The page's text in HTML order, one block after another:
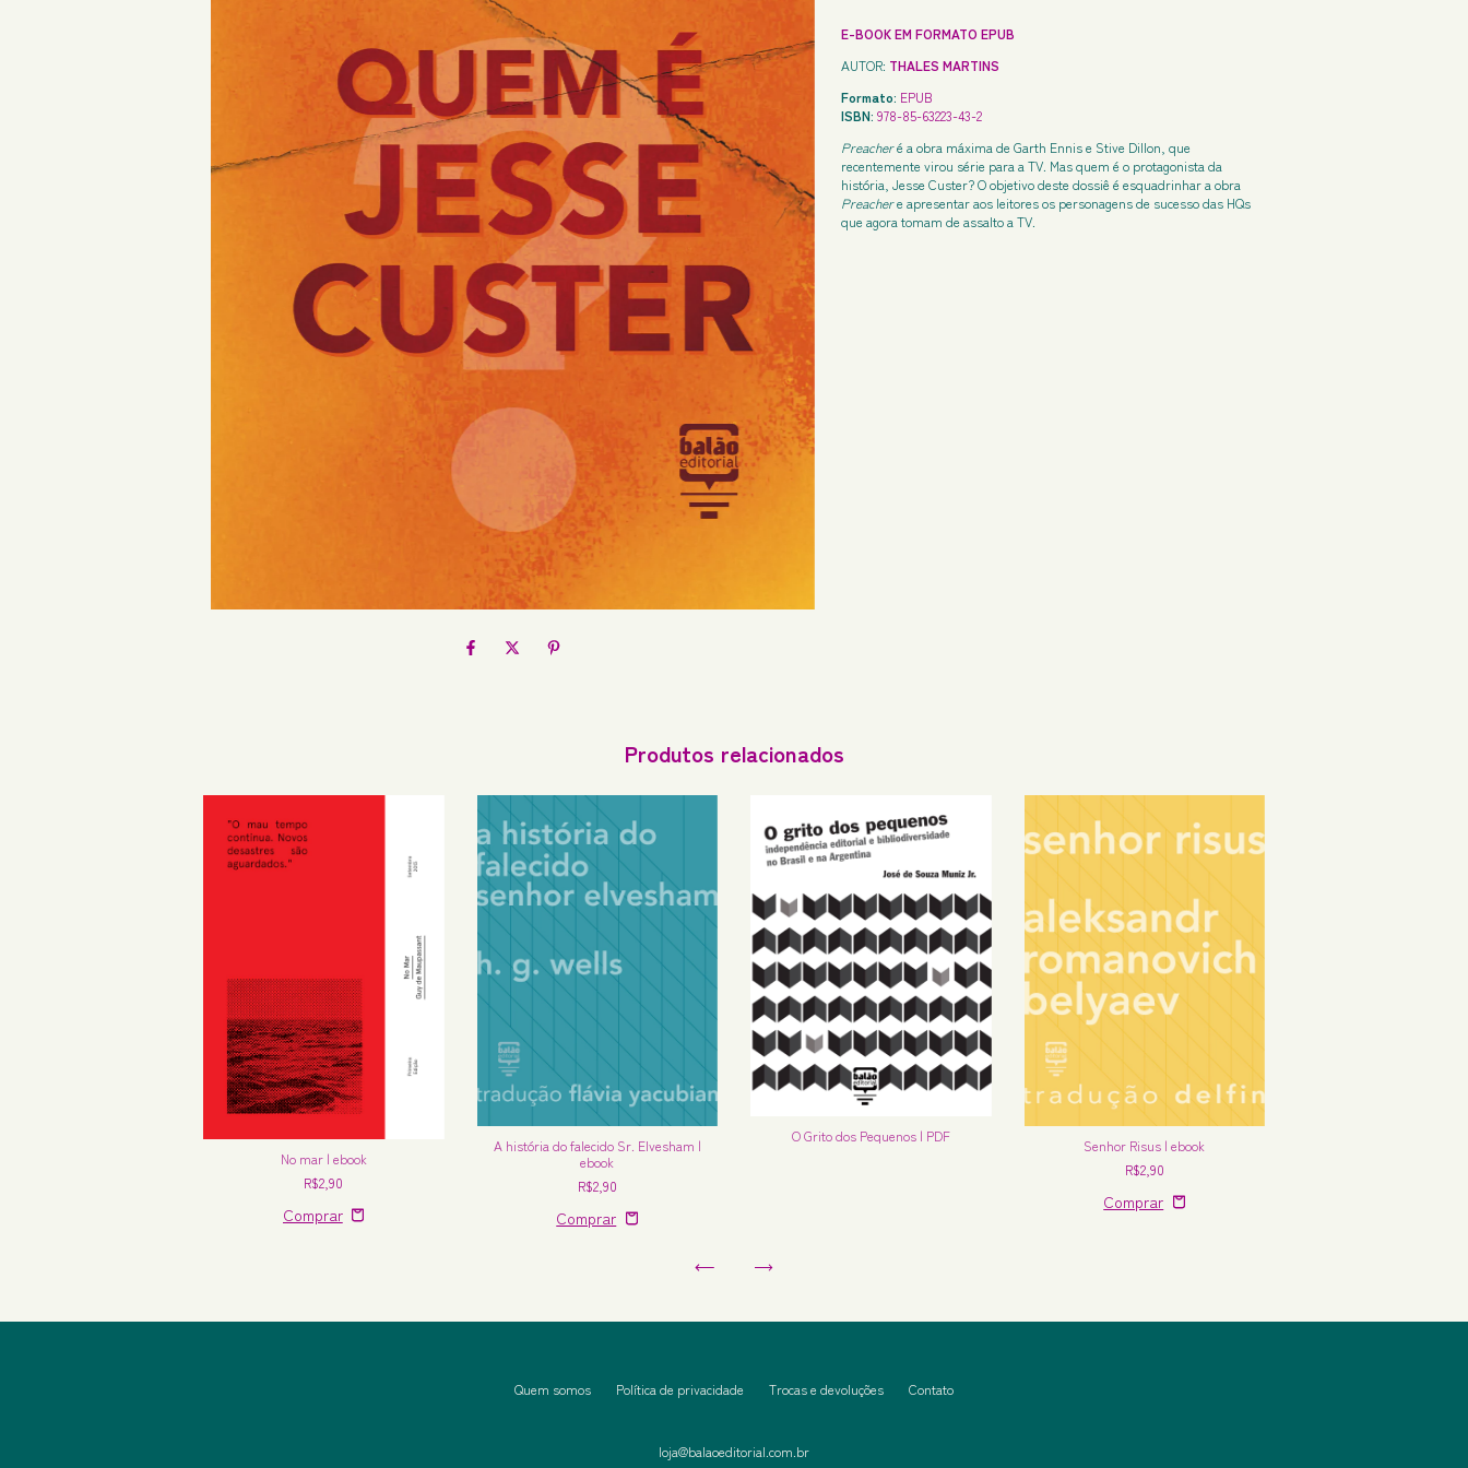
E-BOOK EM FORMATO EPUB
AUTOR: THALES MARTINS
Formato: EPUB
ISBN: 978-85-63223-43-2
Preacheré a obra máxima de Garth Ennis e Stive Dillon, que
recentemente virou série para a TV. Mas quem é o protagonista da
história, Jesse Custer? O objetivo deste dossiê é esquadrinhar a obra
Preachere apresentar aos leitores os personagens de sucesso das HQs
que agora tomam de assalto a TV.
Produtos relacionados
No mar | ebook
R$2,90
A história do falecido Sr. Elvesham |
ebook
R$2,90
O Grito dos Pequenos | PDF
Senhor Risus | ebook
R$2,90
Quem somos Política de privacidade Trocas e devoluções Contato
loja@balaoeditorial.com.br